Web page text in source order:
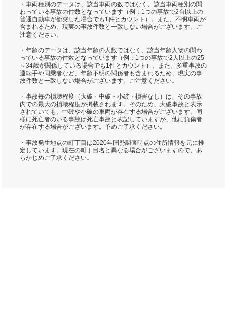
・車両種別のデータは、該当車両の数ではなく、該当車両種別の関
わっている事故の件数となっています（例：1つの事故で2台以上の
普通自動車が衝突した場合でも1件とカウント）。また、不明車両が
含まれるため、現実の事故件数と一致しない場合がございます。ご
注意ください。
・年齢のデータは、該当年齢の人数ではなく、該当年齢人物の関わ
っている事故の件数となっています（例：1つの事故で2人以上の25
～34歳が関係している場合でも1件とカウント）。また、多重事故の
運転手や同乗者など、年齢不明の関係者も含まれるため、現実の事
故件数と一致しない場合がございます。ご注意ください。
・事故毎の損壊程度（大破・中破・小破・損害なし）は、その事故
内での最大の損壊程度が掲載されます。そのため、大破事故と表示
されていても、中破や小破の車両が存在する場合がございます。同
様に死亡者のいる事故は死亡事故と表記していますが、他に負傷者
が存在する場合がございます。予めご了承ください。
・事故発生地点の町丁目は2020年国勢調査時点の住所情報を元に推
定しています。現在の町丁目名と異なる場合がございますので、あ
らかじめご了承ください。